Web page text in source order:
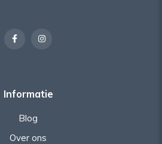
Informatie
Blog
Over ons